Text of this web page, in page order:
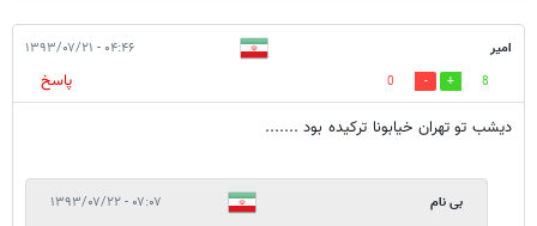
امير ۰۴:۴۶ - ۱۳۹۳/۰۷/۲۱
8
0
پاسخ
ديشب تو تهران خيابونا تركيده بود .......
بی نام ۰۷:۰۷ - ۱۳۹۳/۰۷/۲۲